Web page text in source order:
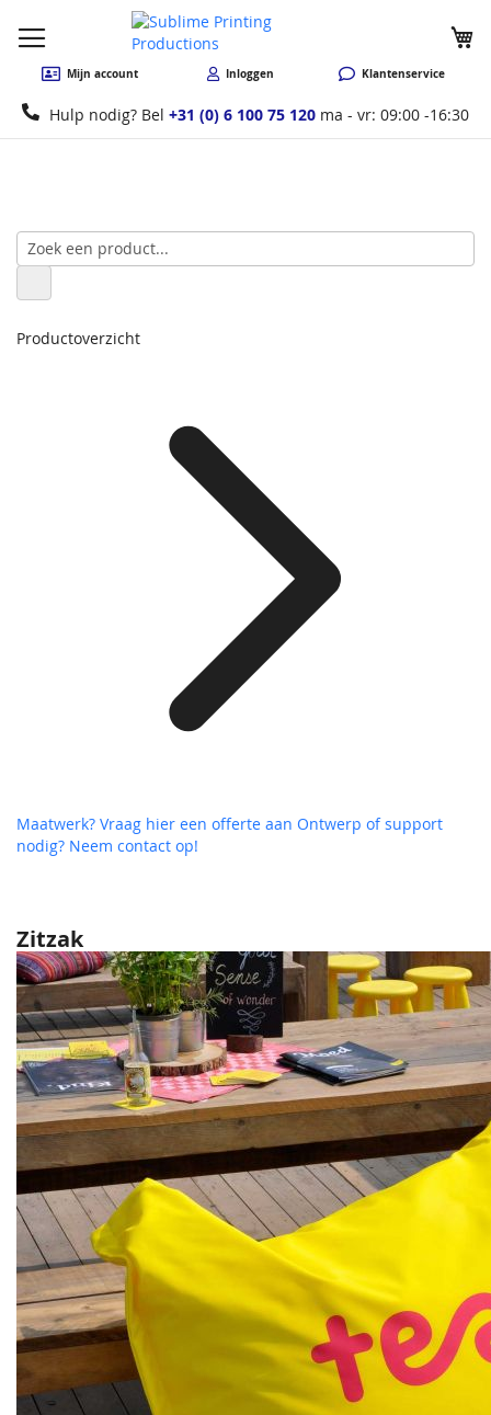
Mijn account Inloggen Klantenservice
Hulp nodig? Bel +31 (0) 6 100 75 120 ma - vr: 09:00 -16:30
Zitzak
Productoverzicht
Maatwerk? Vraag hier een offerte aan Ontwerp of support
nodig? Neem contact op!